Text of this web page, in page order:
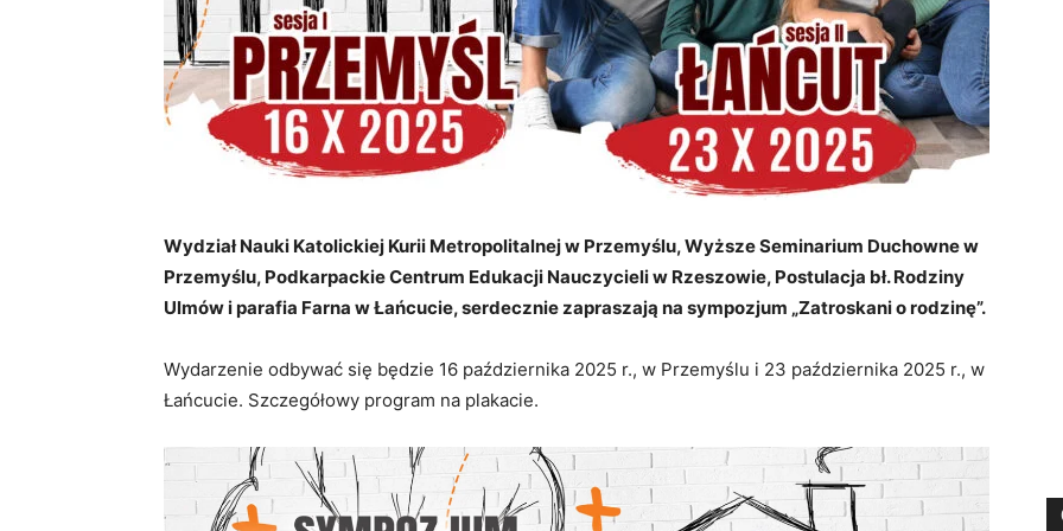
Wydział Nauki Katolickiej Kurii Metropolitalnej w Przemyślu, Wyższe Seminarium Duchowne w
Przemyślu, Podkarpackie Centrum Edukacji Nauczycieli w Rzeszowie, Postulacja bł. Rodziny
Ulmów i parafia Farna w Łańcucie, serdecznie zapraszają na sympozjum „Zatroskani o rodzinę”.
Wydarzenie odbywać się będzie 16 października 2025 r., w Przemyślu i 23 października 2025 r., w
Łańcucie. Szczegółowy program na plakacie.